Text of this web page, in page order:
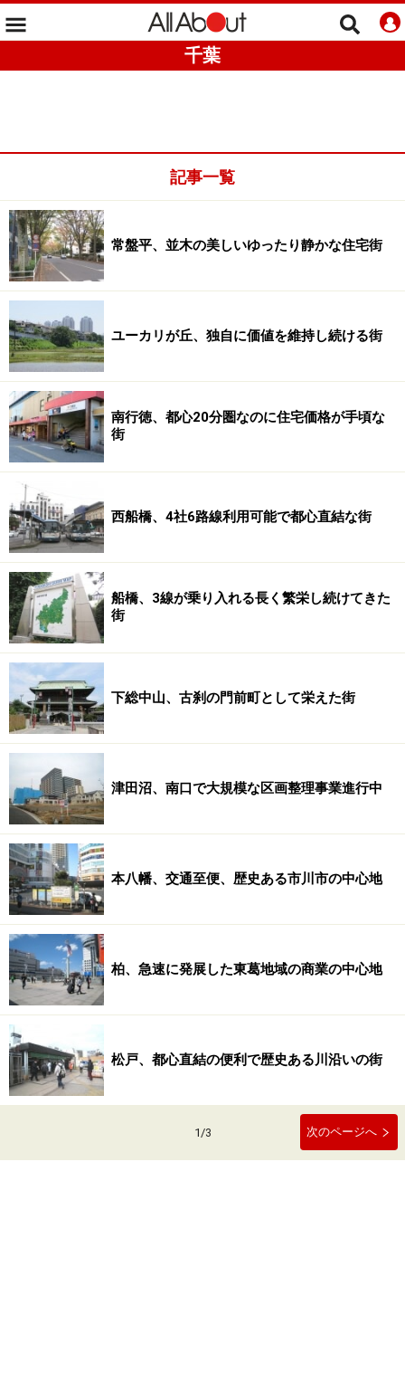
千葉
記事一覧
常盤平、並木の美しいゆったり静かな住宅街
ユーカリが丘、独自に価値を維持し続ける街
南行徳、都心20分圏なのに住宅価格が手頃な
街
西船橋、4社6路線利用可能で都心直結な街
船橋、3線が乗り入れる長く繁栄し続けてきた
街
下総中山、古刹の門前町として栄えた街
津田沼、南口で大規模な区画整理事業進行中
本八幡、交通至便、歴史ある市川市の中心地
柏、急速に発展した東葛地域の商業の中心地
松戸、都心直結の便利で歴史ある川沿いの街
1/3 次のページへ